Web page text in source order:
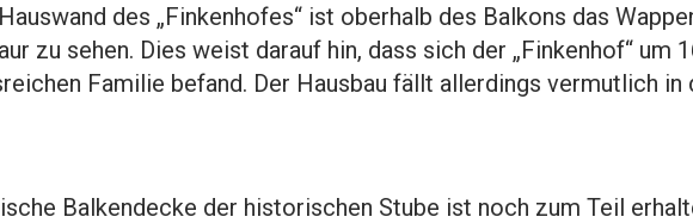
des „Finkenhofes“ ist oberhalb des Balkons das
zu sehen. Dies weist darauf hin, dass sich der „Finkenhof“ um
Familie befand. Der Hausbau fällt allerdings vermutlich
Balkendecke der historischen Stube ist noch zum Teil